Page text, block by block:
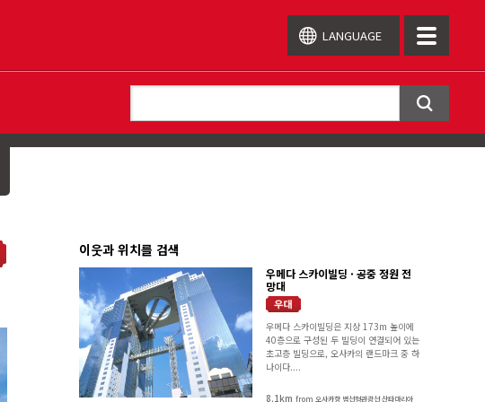
toggle
LANGUAGE
이웃과 위치를 검색
우메다 스카이빌딩 · 공중 정원 전
망대
우메다 스카이빌딩은 지상 173m 높이에
40층으로 구성된 두 빌딩이 연결되어 있는
초고층 빌딩으로, 오사카의 랜드마크 중 하
나이다....
8.1kmfrom 오사카항 범선형관광선 산타마리아